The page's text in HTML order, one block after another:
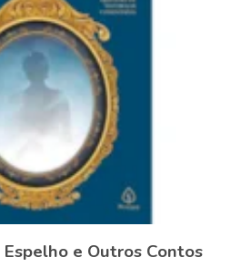
e Outros Contos